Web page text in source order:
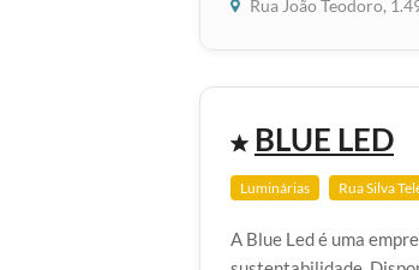
Rua João Teodoro,
BLUE LED
Luminárias Rua Silva
A Blue Led é uma